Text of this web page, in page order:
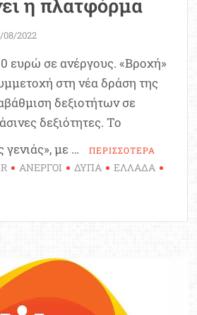
η πλατφόρμα
08/2022
ευρώ σε ανέργους. «Βροχή»
στη νέα δράση της
δεξιοτήτων σε
δεξιότητες. Το
με …
ΠΕΡΙΣΣΟΤΕΡΑ
ΑΝΕΡΓΟΙ ΔΥΠΑ
ΕΛΛΑΔΑ